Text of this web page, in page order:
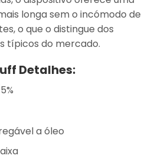
longa sem o incómodo de
o que o distingue dos
típicos do mercado.
Detalhes:
a óleo